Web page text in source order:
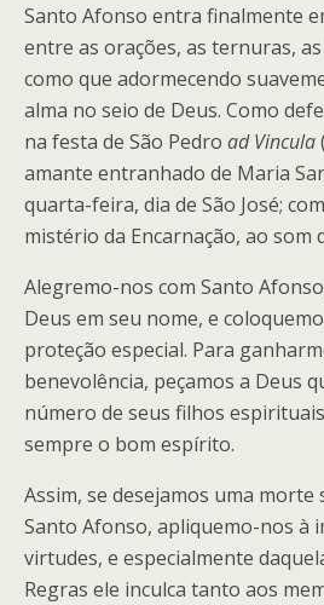
Santo Afonso entra finalmente
entre as orações, as ternuras,
como que adormecendo
alma no seio de Deus. Como
na festa de São Pedro ad Vincula
amante entranhado de Maria
quarta-feira, dia de São José;
mistério da Encarnação, ao som
Alegremo-nos com Santo
Deus em seu nome, e
proteção especial. Para
benevolência, peçamos a Deus
número de seus filhos
sempre o bom espírito.
Assim, se desejamos uma morte
Santo Afonso, apliquemo-nos à
virtudes, e especialmente
Regras ele inculca tanto aos